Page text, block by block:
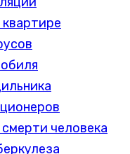
человека